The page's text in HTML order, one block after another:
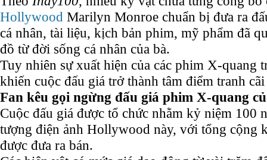
Hollywood Marilyn Monroe chuẩn bị đưa ra
cá nhân, tài liệu, kịch bản phim, mỹ phẩm đã
đồ từ đời sống cá nhân của bà.
Tuy nhiên sự xuất hiện của các phim X-quang
khiến cuộc đấu giá trở thành tâm điểm tranh
Fan kêu gọi ngừng đấu giá phim X-quang
Cuộc đấu giá được tổ chức nhằm kỷ niệm 100
tượng điện ảnh Hollywood này, với tổng cộng
được đưa ra bán.